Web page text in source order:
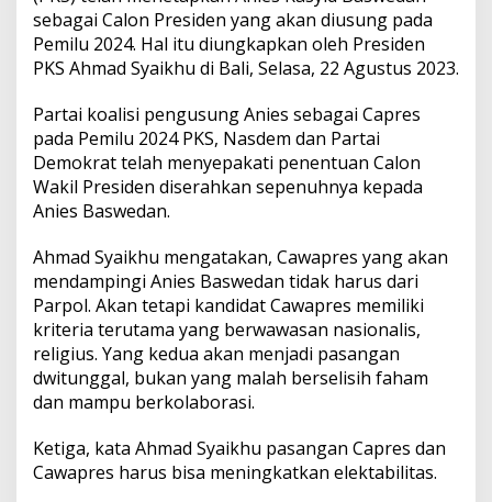
,
A
h
m
d
S
y
a
i
k
u
:
a
w
a
p
r
e
T
a
sebagai Calon Presiden yang akan diusung pada
Pemilu 2024. Hal itu diungkapkan oleh Presiden
PKS Ahmad Syaikhu di Bali, Selasa, 22 Agustus 2023.
Partai koalisi pengusung Anies sebagai Capres
pada Pemilu 2024 PKS, Nasdem dan Partai
Demokrat telah menyepakati penentuan Calon
Wakil Presiden diserahkan sepenuhnya kepada
Anies Baswedan.
Ahmad Syaikhu mengatakan, Cawapres yang akan
mendampingi Anies Baswedan tidak harus dari
Parpol. Akan tetapi kandidat Cawapres memiliki
kriteria terutama yang berwawasan nasionalis,
religius. Yang kedua akan menjadi pasangan
dwitunggal, bukan yang malah berselisih faham
dan mampu berkolaborasi.
Ketiga, kata Ahmad Syaikhu pasangan Capres dan
Cawapres harus bisa meningkatkan elektabilitas.